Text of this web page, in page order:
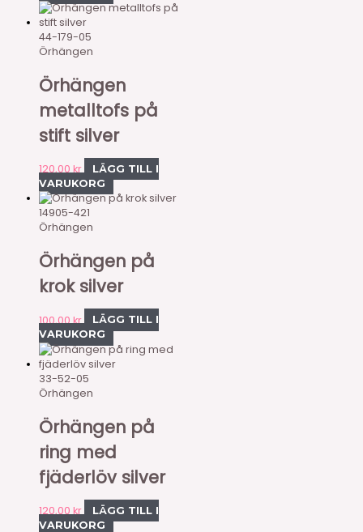
44-179-05
Örhängen
Örhängen
metalltofs på
stift silver
120,00 kr
LÄGG TILL I
VARUKORG
14905-421
Örhängen
Örhängen på
krok silver
100,00kr
LÄGG TILL I
VARUKORG
33-52-05
Örhängen
Örhängen på
ring med
fjäderlöv silver
120,00 kr
LÄGG TILL I
VARUKORG